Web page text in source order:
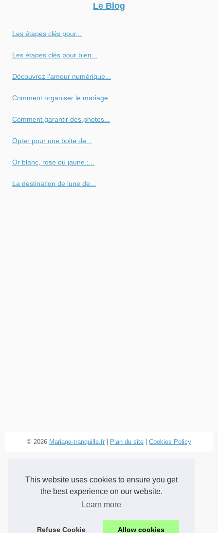
This website uses cookies to ensure you get
the best experience on our website.
Learn more
Refuse Cookie Allow cookies
Le Blog
Les étapes clés pour...
Les étapes clés pour bien...
Découvrez l'amour numérique...
Comment organiser le mariage...
Comment garantir des photos...
Opter pour une boite de...
Or blanc, rose ou jaune :...
La destination de lune de...
© 2026 Mariage-tranquille.fr | Plan du site | Cookies Policy